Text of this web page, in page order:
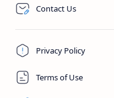
Contact Us
Privacy Policy
Terms of Use